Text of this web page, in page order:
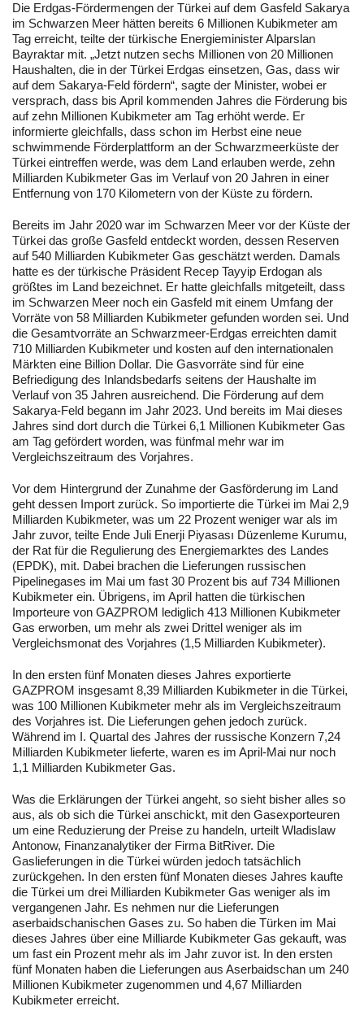
Die Erdgas-Fördermengen der Türkei auf dem Gasfeld Sakarya
im Schwarzen Meer hätten bereits 6 Millionen Kubikmeter am
Tag erreicht, teilte der türkische Energieminister Alparslan
Bayraktar mit. „Jetzt nutzen sechs Millionen von 20 Millionen
Haushalten, die in der Türkei Erdgas einsetzen, Gas, dass wir
auf dem Sakarya-Feld fördern“, sagte der Minister, wobei er
versprach, dass bis April kommenden Jahres die Förderung bis
auf zehn Millionen Kubikmeter am Tag erhöht werde. Er
informierte gleichfalls, dass schon im Herbst eine neue
schwimmende Förderplattform an der Schwarzmeerküste der
Türkei eintreffen werde, was dem Land erlauben werde, zehn
Milliarden Kubikmeter Gas im Verlauf von 20 Jahren in einer
Entfernung von 170 Kilometern von der Küste zu fördern.
Bereits im Jahr 2020 war im Schwarzen Meer vor der Küste der
Türkei das große Gasfeld entdeckt worden, dessen Reserven
auf 540 Milliarden Kubikmeter Gas geschätzt werden. Damals
hatte es der türkische Präsident Recep Tayyip Erdogan als
größtes im Land bezeichnet. Er hatte gleichfalls mitgeteilt, dass
im Schwarzen Meer noch ein Gasfeld mit einem Umfang der
Vorräte von 58 Milliarden Kubikmeter gefunden worden sei. Und
die Gesamtvorräte an Schwarzmeer-Erdgas erreichten damit
710 Milliarden Kubikmeter und kosten auf den internationalen
Märkten eine Billion Dollar. Die Gasvorräte sind für eine
Befriedigung des Inlandsbedarfs seitens der Haushalte im
Verlauf von 35 Jahren ausreichend. Die Förderung auf dem
Sakarya-Feld begann im Jahr 2023. Und bereits im Mai dieses
Jahres sind dort durch die Türkei 6,1 Millionen Kubikmeter Gas
am Tag gefördert worden, was fünfmal mehr war im
Vergleichszeitraum des Vorjahres.
Vor dem Hintergrund der Zunahme der Gasförderung im Land
geht dessen Import zurück. So importierte die Türkei im Mai 2,9
Milliarden Kubikmeter, was um 22 Prozent weniger war als im
Jahr zuvor, teilte Ende Juli Enerji Piyasası Düzenleme Kurumu,
der Rat für die Regulierung des Energiemarktes des Landes
(EPDK), mit. Dabei brachen die Lieferungen russischen
Pipelinegases im Mai um fast 30 Prozent bis auf 734 Millionen
Kubikmeter ein. Übrigens, im April hatten die türkischen
Importeure von GAZPROM lediglich 413 Millionen Kubikmeter
Gas erworben, um mehr als zwei Drittel weniger als im
Vergleichsmonat des Vorjahres (1,5 Milliarden Kubikmeter).
In den ersten fünf Monaten dieses Jahres exportierte
GAZPROM insgesamt 8,39 Milliarden Kubikmeter in die Türkei,
was 100 Millionen Kubikmeter mehr als im Vergleichszeitraum
des Vorjahres ist. Die Lieferungen gehen jedoch zurück.
Während im I. Quartal des Jahres der russische Konzern 7,24
Milliarden Kubikmeter lieferte, waren es im April-Mai nur noch
1,1 Milliarden Kubikmeter Gas.
Was die Erklärungen der Türkei angeht, so sieht bisher alles so
aus, als ob sich die Türkei anschickt, mit den Gasexporteuren
um eine Reduzierung der Preise zu handeln, urteilt Wladislaw
Antonow, Finanzanalytiker der Firma BitRiver. Die
Gaslieferungen in die Türkei würden jedoch tatsächlich
zurückgehen. In den ersten fünf Monaten dieses Jahres kaufte
die Türkei um drei Milliarden Kubikmeter Gas weniger als im
vergangenen Jahr. Es nehmen nur die Lieferungen
aserbaidschanischen Gases zu. So haben die Türken im Mai
dieses Jahres über eine Milliarde Kubikmeter Gas gekauft, was
um fast ein Prozent mehr als im Jahr zuvor ist. In den ersten
fünf Monaten haben die Lieferungen aus Aserbaidschan um 240
Millionen Kubikmeter zugenommen und 4,67 Milliarden
Kubikmeter erreicht.